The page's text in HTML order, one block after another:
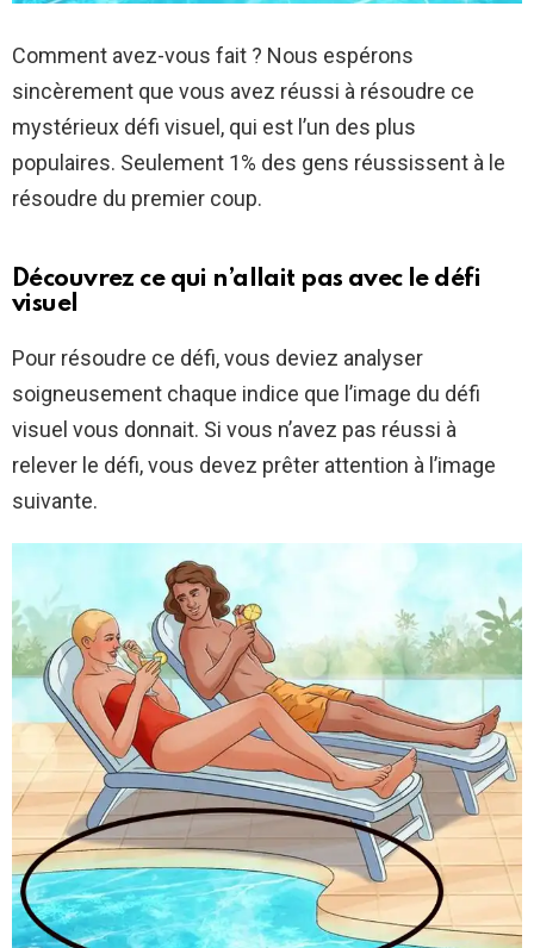
Comment avez-vous fait ? Nous espérons
sincèrement que vous avez réussi à résoudre ce
mystérieux défi visuel, qui est l’un des plus
populaires. Seulement 1% des gens réussissent à le
résoudre du premier coup.
Découvrez ce qui n’allait pas avec le défi
visuel
Pour résoudre ce défi, vous deviez analyser
soigneusement chaque indice que l’image du défi
visuel vous donnait. Si vous n’avez pas réussi à
relever le défi, vous devez prêter attention à l’image
suivante.